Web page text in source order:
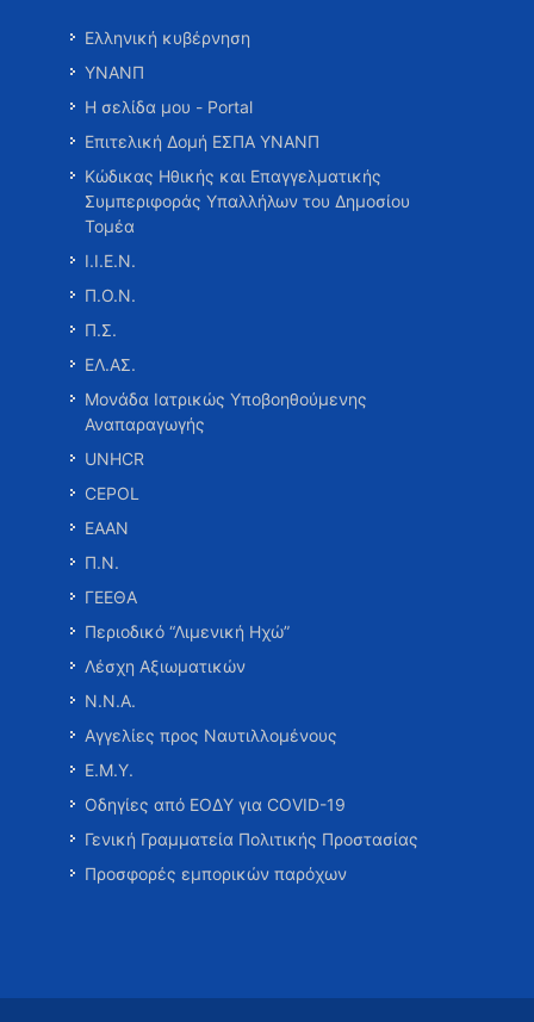
Ελληνική κυβέρνηση
ΥΝΑΝΠ
Η σελίδα μου - Portal
Επιτελική Δομή ΕΣΠΑ ΥΝΑΝΠ
Κώδικας Ηθικής και Επαγγελματικής
Συμπεριφοράς Υπαλλήλων του Δημοσίου
Τομέα
Ι.Ι.Ε.Ν.
Π.Ο.Ν.
Π.Σ.
ΕΛ.ΑΣ.
Μονάδα Ιατρικώς Υποβοηθούμενης
Αναπαραγωγής
UNHCR
CEPOL
ΕΑΑΝ
Π.Ν.
ΓΕΕΘΑ
Περιοδικό “Λιμενική Ηχώ”
Λέσχη Αξιωματικών
Ν.Ν.Α.
Αγγελίες προς Ναυτιλλομένους
Ε.Μ.Υ.
Οδηγίες από ΕΟΔΥ για COVID-19
Γενική Γραμματεία Πολιτικής Προστασίας
Προσφορές εμπορικών παρόχων